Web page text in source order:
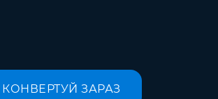
КОНВЕРТУЙ ЗАРАЗ